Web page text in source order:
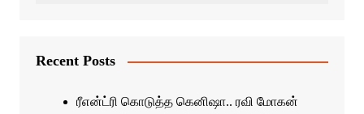
Recent Posts
ரீஎன்ட்ரி கொடுத்த கெனிஷா.. ரவி மோகன்